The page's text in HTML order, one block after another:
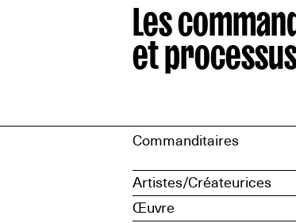
Les
et
Commanditaires
Artistes/Créateurices
Œuvre